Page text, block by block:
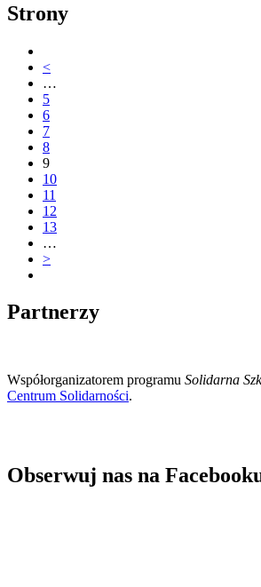
Strony
<
…
5
6
7
8
9
10
11
12
13
…
>
Partnerzy
Współorganizatorem programu Solidarna
Centrum Solidarności.
Obserwuj nas na